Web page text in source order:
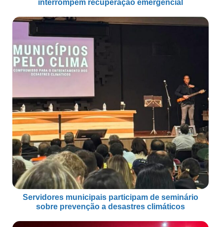
interrompem recuperação emergencial
Servidores municipais participam de seminário
sobre prevenção a desastres climáticos